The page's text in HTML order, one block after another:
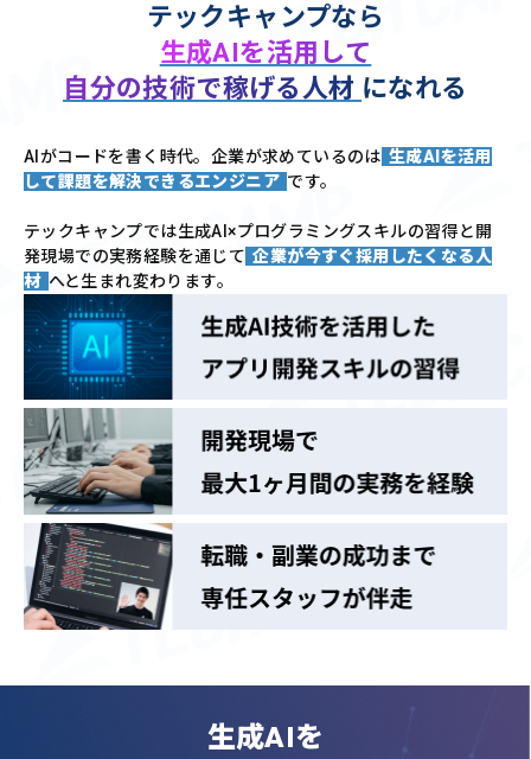
テックキャンプなら
生成AIを活用して
自分の技術で稼げる人材 になれる
AIがコードを書く時代。企業が求めているのは 生成AIを活用
して課題を解決できるエンジニア です。
テックキャンプでは生成AI×プログラミングスキルの習得と開
発現場での実務経験を通じて 企業が今すぐ採用したくなる人
材 へと生まれ変わります。
生成AIを